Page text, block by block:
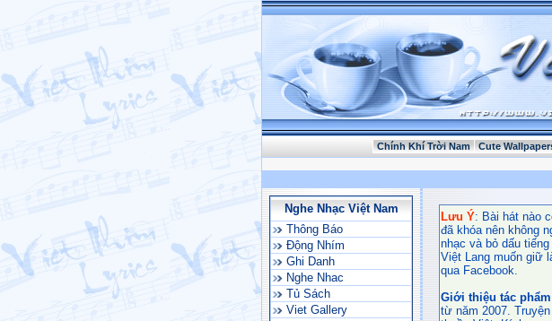
Chính Khí Trời Nam Cute
Nghe Nhạc Việt Nam
Thông Báo
Động Nhím
Ghi Danh
Nghe Nhac
Tủ Sách
Viet Gallery
Lưu Ý: Bài hát nào
đã khóa nên không
nhạc và bỏ dấu tiếng
Việt Lang muốn giữ
qua Facebook.
Giới thiệu tác
từ năm 2007.